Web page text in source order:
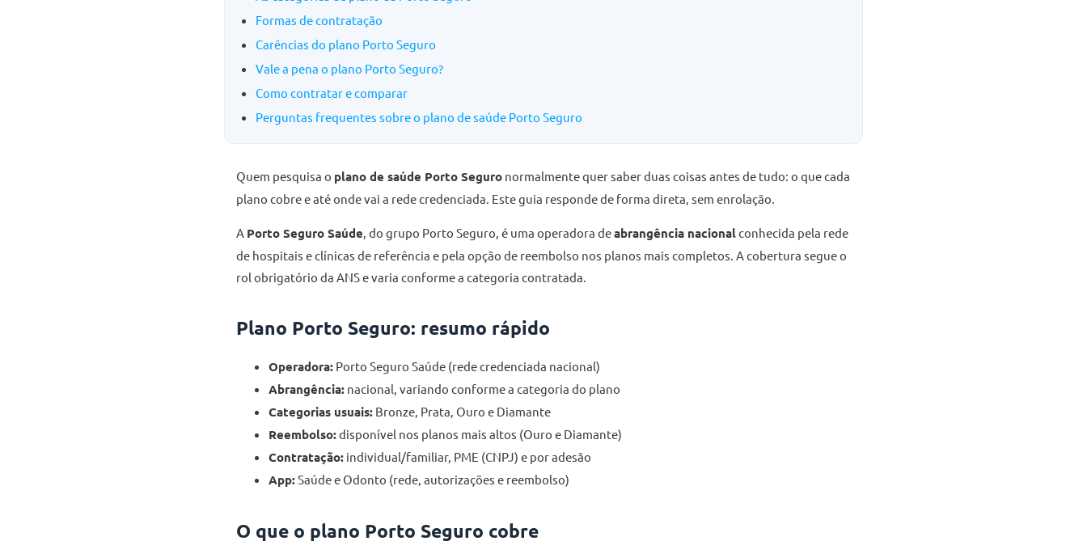
Formas de contratação
Carências do plano Porto Seguro
Vale a pena o plano Porto Seguro?
Como contratar e comparar
Perguntas frequentes sobre o plano de saúde Porto Seguro
Quem pesquisa o plano de saúde Porto Seguro normalmente quer saber duas coisas antes de tudo: o que cada
plano cobre e até onde vai a rede credenciada. Este guia responde de forma direta, sem enrolação.
A Porto Seguro Saúde, do grupo Porto Seguro, é uma operadora deabrangência nacionalconhecida pela rede
de hospitais e clínicas de referência e pela opção de reembolso nos planos mais completos. A cobertura segue o
rol obrigatório da ANS e varia conforme a categoria contratada.
Plano Porto Seguro: resumo rápido
Operadora: Porto Seguro Saúde (rede credenciada nacional)
Abrangência: nacional, variando conforme a categoria do plano
Categorias usuais: Bronze, Prata, Ouro e Diamante
Reembolso:disponível nos planos mais altos (Ouro e Diamante)
Contratação: individual/familiar, PME (CNPJ) e por adesão
App:Saúde e Odonto (rede, autorizações e reembolso)
O que o plano Porto Seguro cobre